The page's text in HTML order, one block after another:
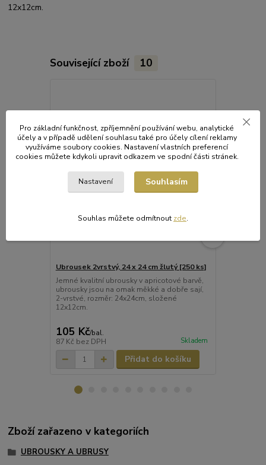
12x12cm.
Související zboží 10
Ubrousek 2vrstvý, 24 x 24 cm žlutý [250 ks]
Jemné kvalitní ubrousky v apricotové barvě,
ubrousky jsou na omak měkké a dobře sají,
2-vrstvé, rozměr: 24x24cm, složené
12x12cm.
105 Kč/bal.
87 Kč bez DPH Skladem
Přidat do košíku
Zboží zařazeno v kategoriích
UBROUSKY A UBRUSY
Pro základní funkčnost, zpříjemnění používání webu, analytické
účely a v případě udělení souhlasu také pro účely cílení reklamy
využíváme soubory cookies. Nastavení vlastních preferencí
cookies můžete kdykoli upravit odkazem ve spodní části stránek.
Nastavení Souhlasím
Souhlas můžete odmítnout zde.